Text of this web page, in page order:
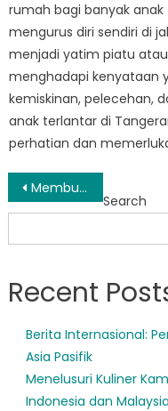
rumah bagi banyak
mengurus diri sendiri di
menjadi yatim piatu
menghadapi kenyataan
kemiskinan, pelecehan,
anak terlantar di
perhatian dan
Post
navigation
Membuka Potensi Data Terintegrasi untuk Kesejahteraan Sosial di Tangsel
Search
Recent
Berita Internasional:
Asia Pasifik
Menelusuri Kuliner
Indonesia dan Malaysia